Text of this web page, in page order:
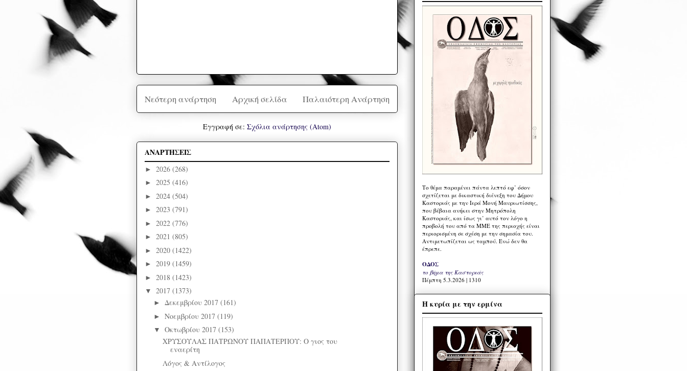
Νεότερη ανάρτηση Παλαιότερη Ανάρτηση
Αρχική σελίδα
Εγγραφή σε: Σχόλια ανάρτησης (Atom)
ΑΝΑΡΤΗΣΕΙΣ
► 2026 (268)
► 2025 (416)
► 2024 (504)
► 2023 (791)
► 2022 (776)
► 2021 (805)
► 2020 (1422)
► 2019 (1459)
► 2018 (1423)
▼ 2017 (1373)
► Δεκεμβρίου 2017 (161)
► Νοεμβρίου 2017 (119)
▼ Οκτωβρίου 2017 (153)
ΧΡΥΣΟΥΛΑΣ ΠΑΤΡΩΝΟΥ ΠΑΠΑΤΕΡΠΟΥ: Ο γιος του
εναερίτη
Λόγος & Αντίλογος
Το θέμα παραμένει πάντα λεπτό εφ’ όσον
σχετίζεται με δικαστική διένεξη του Δήμου
Καστοριάς με την Ιερά Μονή Μαυριωτίσσης,
που βέβαια ανήκει στην Μητρόπολη
Καστοριάς, και ίσως γι’ αυτό τον λόγο η
προβολή του από τα ΜΜΕ της περιοχής είναι
περιορισμένη σε σχέση με την σημασία του.
Αντιμετωπίζεται ως ταμπού. Ενώ δεν θα
έπρεπε.
ΟΔΟΣ
το βήμα της Καστοριάς
Πέμπτη 5.3.2026 | 1310
Η κυρία με την ερμίνα